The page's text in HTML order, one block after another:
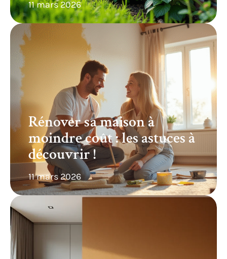
11 mars 2026
Rénover sa maison à
moindre coût : les astuces à
découvrir !
11 mars 2026